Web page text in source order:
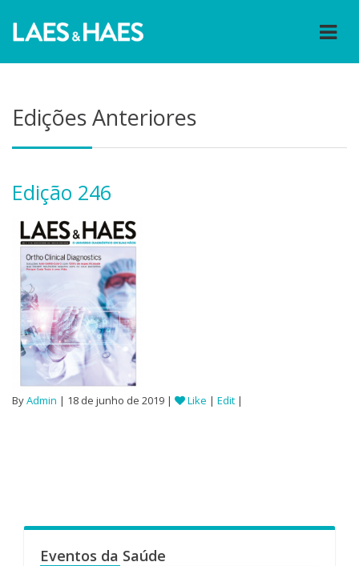
Edições Anteriores
Edição 246
ByAdmin | 18 de junho de 2019 | Like | Edit |
Eventos da Saúde